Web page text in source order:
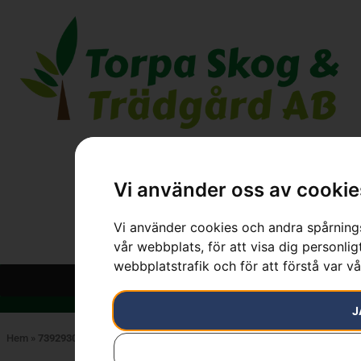
Vi använder oss av
Vi använder cookies och andra
vår webbplats, för att visa dig
webbplatstrafik och för att förstå var
Hem » 7392930883710